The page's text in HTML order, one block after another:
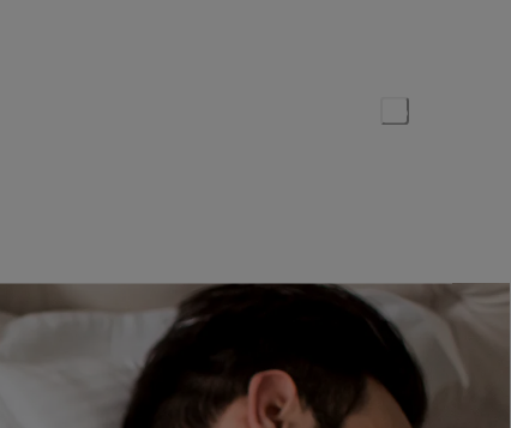
oor of bij het ouder worden, kan
afnemen in een Lapperre-